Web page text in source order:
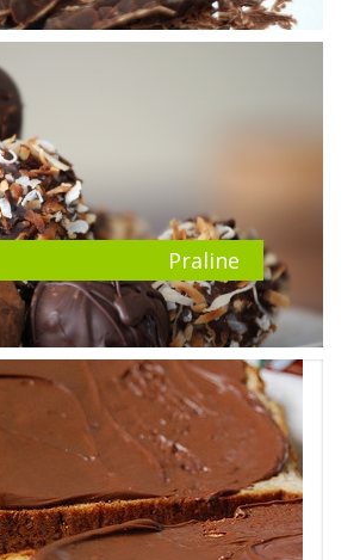
Praline